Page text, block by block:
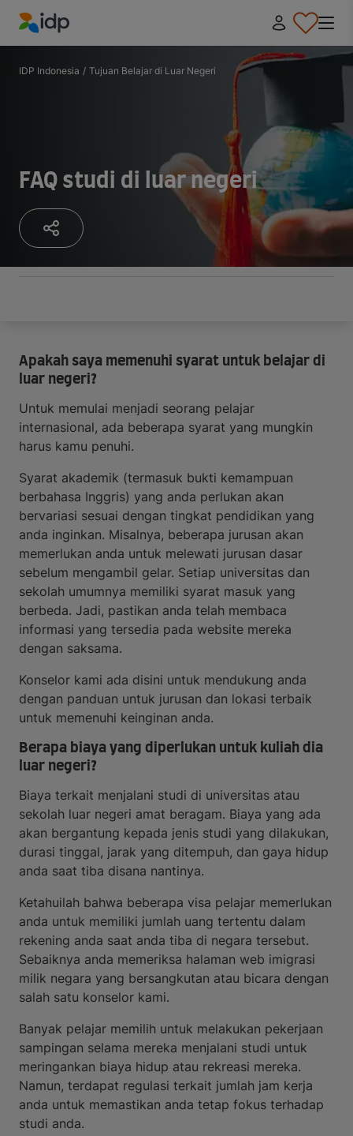
IDP Education
IDP Indonesia / Tujuan Belajar di Luar Negeri
FAQ studi di luar negeri
Apakah saya memenuhi syarat untuk belajar di
luar negeri?
Untuk memulai menjadi seorang pelajar
internasional, ada beberapa syarat yang mungkin
harus kamu penuhi.
Syarat akademik (termasuk bukti kemampuan
berbahasa Inggris) yang anda perlukan akan
bervariasi sesuai dengan tingkat pendidikan yang
anda inginkan. Misalnya, beberapa jurusan akan
memerlukan anda untuk melewati jurusan dasar
sebelum mengambil gelar. Setiap universitas dan
sekolah umumnya memiliki syarat masuk yang
berbeda. Jadi, pastikan anda telah membaca
informasi yang tersedia pada website mereka
dengan saksama.
Konselor kami ada disini untuk mendukung anda
dengan panduan untuk jurusan dan lokasi terbaik
untuk memenuhi keinginan anda.
Berapa biaya yang diperlukan untuk kuliah dia
luar negeri?
Biaya terkait menjalani studi di universitas atau
sekolah luar negeri amat beragam. Biaya yang ada
akan bergantung kepada jenis studi yang dilakukan,
durasi tinggal, jarak yang ditempuh, dan gaya hidup
anda saat tiba disana nantinya.
Ketahuilah bahwa beberapa visa pelajar memerlukan
anda untuk memiliki jumlah uang tertentu dalam
rekening anda saat anda tiba di negara tersebut.
Sebaiknya anda memeriksa halaman web imigrasi
milik negara yang bersangkutan atau bicara dengan
salah satu konselor kami.
Banyak pelajar memilih untuk melakukan pekerjaan
sampingan selama mereka menjalani studi untuk
meringankan biaya hidup atau rekreasi mereka.
Namun, terdapat regulasi terkait jumlah jam kerja
anda untuk memastikan anda tetap fokus terhadap
studi anda.